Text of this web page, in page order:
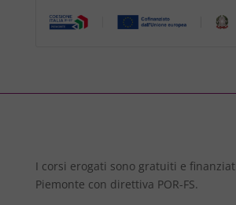
I corsi erogati sono gratuiti e
Piemonte con direttiva POR-FS.